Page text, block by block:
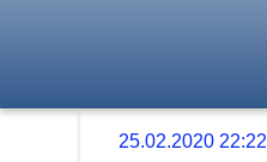
25.02.2020 22:22